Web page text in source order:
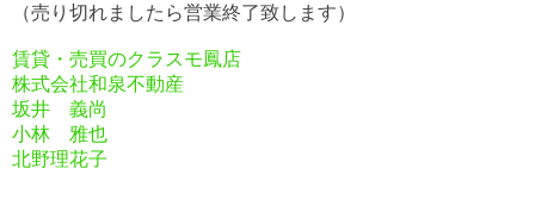
（売り切れましたら営業終了致します）
賃貸・売買のクラスモ鳳店
株式会社和泉不動産
坂井 義尚
小林 雅也
北野理花子